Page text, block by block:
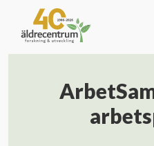
Forskning och